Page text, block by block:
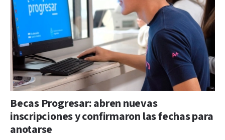
Becas Progresar: abren nuevas
inscripciones y confirmaron las fechas para
anotarse